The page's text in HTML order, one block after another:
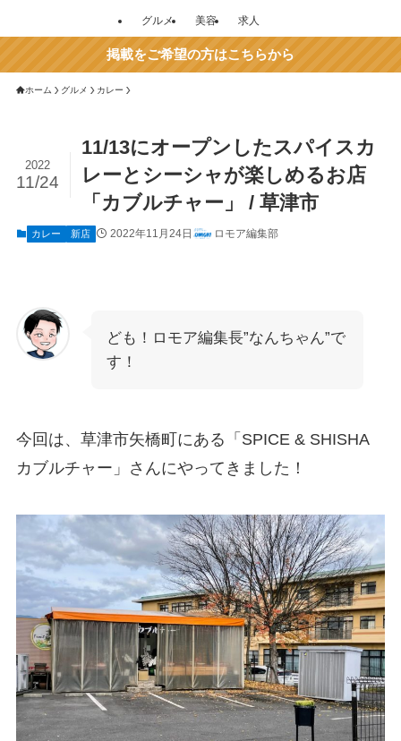
グルメ 美容 求人
掲載をご希望の方はこちらから
ホーム グルメ カレー
11/13にオープンしたスパイスカ
レーとシーシャが楽しめるお店
「カブルチャー」 / 草津市
2022
11/24
カレー 新店 2022年11月24日 ロモア編集部
ども！ロモア編集長”なんちゃん”で
す！
今回は、草津市矢橋町にある「SPICE & SHISHA
カブルチャー」さんにやってきました！